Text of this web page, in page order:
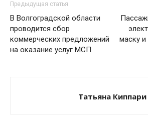
Предыдущая статья
В Волгоградской области
проводится сбор
коммерческих предложений
на оказание услуг МСП
маску и
Татьяна Киппари